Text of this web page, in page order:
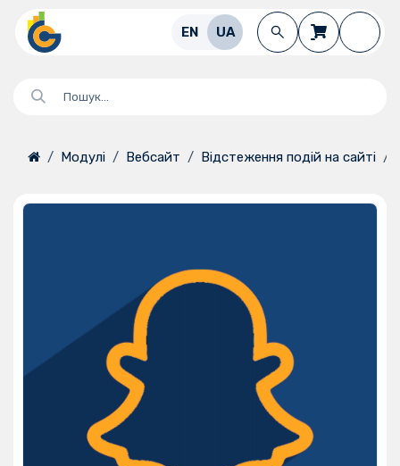
Перейти до змісту
EN UA
Модулі Вебсайт Відстеження подій на сайті